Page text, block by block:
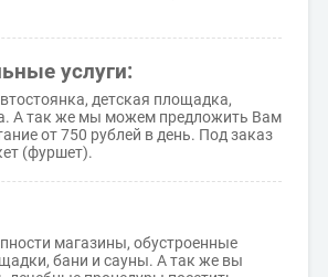
услуги:
детская площадка,
А так же мы можем предложить Вам
от 750 рублей в день. Под заказ
(фуршет).
магазины, обустроенные
бани и сауны. А так же вы